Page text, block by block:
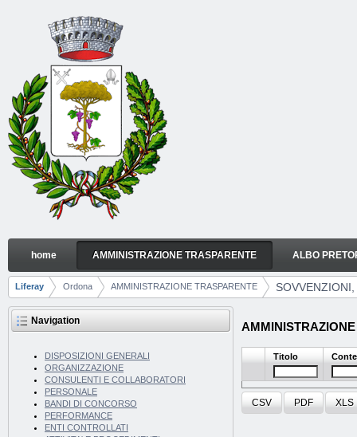
Skip to Content
SOVVENZIONI, CONTRIBUTI, SUSSIDI, VANTAGGI
Navigation
home AMMINISTRAZIONE TRASPARENTE ALBO
Breadcrumbs
Liferay Ordona AMMINISTRAZIONE TRASPARENTE
Navigation
DISPOSIZIONI GENERALI
ORGANIZZAZIONE
CONSULENTI E COLLABORATORI
PERSONALE
BANDI DI CONCORSO
PERFORMANCE
ENTI CONTROLLATI
Titolo
CSV PDF XLS